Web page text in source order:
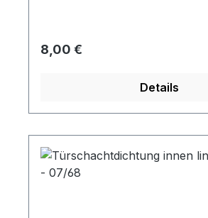
Regulärer Preis:
8,00 €
Details